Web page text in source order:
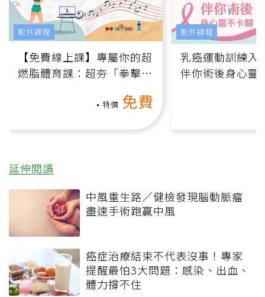
【免費線上課】專屬你的超
燃脂體育課：超夯「拳擊有
特價 免費
影片課程
乳癌運動訓練入
伴你術後身心靈
影片課程
延伸閱讀
中風重生路／健檢發現腦動脈瘤
盡速手術跑贏中風
癌症治療結束不代表沒事！專家
提醒最怕3大問題：感染、出血、
體力撐不住